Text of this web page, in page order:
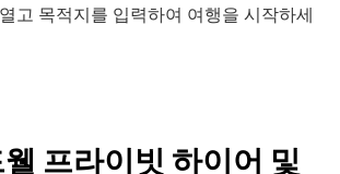
고 목적지를 입력하여 여행을 시작하세
프라이빗 하이어 및